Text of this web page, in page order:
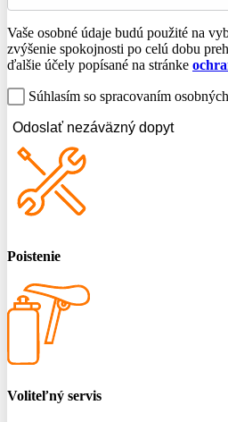
Vaše osobné údaje budú použité na
zvýšenie spokojnosti po celú dobu
ďalšie účely popísané na stránke
Súhlasím so spracovaním
Odoslať nezáväzný dopyt
Poistenie
Voliteľný servis